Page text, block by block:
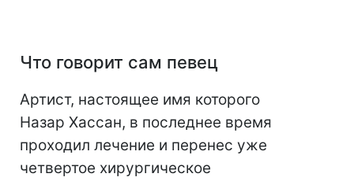
Что говорит сам певец
Артист, настоящее имя которого
Назар Хассан, в последнее время
проходил лечение и перенес уже
четвертое хирургическое